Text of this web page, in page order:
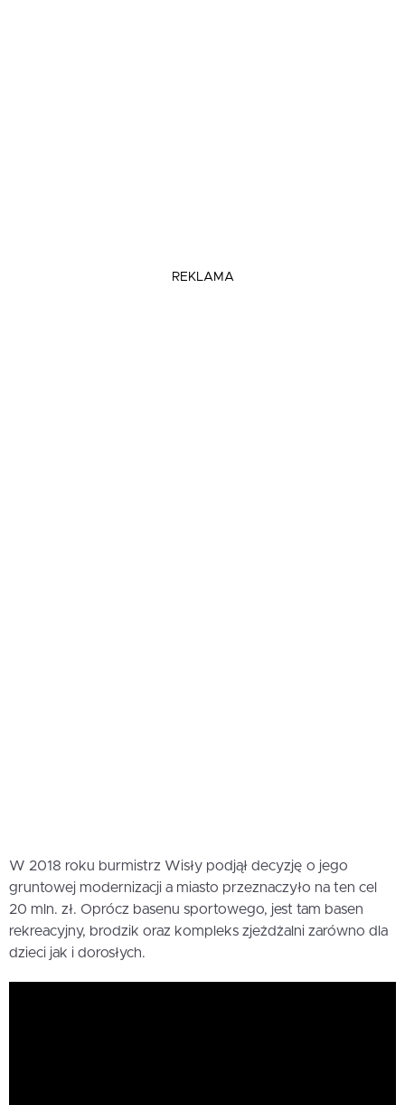
REKLAMA
W 2018 roku burmistrz Wisły podjął decyzję o jego
gruntowej modernizacji a miasto przeznaczyło na ten cel
20 mln. zł. Oprócz basenu sportowego, jest tam basen
rekreacyjny, brodzik oraz kompleks zjeżdżalni zarówno dla
dzieci jak i dorosłych.